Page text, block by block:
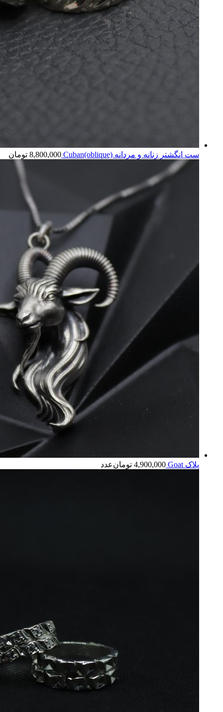
ست انگشتر زنانه و مردانه Cuban(oblique) 8,800,000 تومان
پلاک Goat 4,900,000 تومانعدد